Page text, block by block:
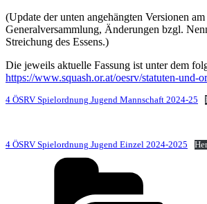
(Update der unten angehängten Versionen
Generalversammlung, Änderungen bzgl.
Streichung des Essens.)
Die jeweils aktuelle Fassung ist unter dem
https://www.squash.or.at/oesrv/statuten-und-
4 ÖSRV Spielordnung Jugend Mannschaft 2024-25
4 ÖSRV Spielordnung Jugend Einzel 2024-2025